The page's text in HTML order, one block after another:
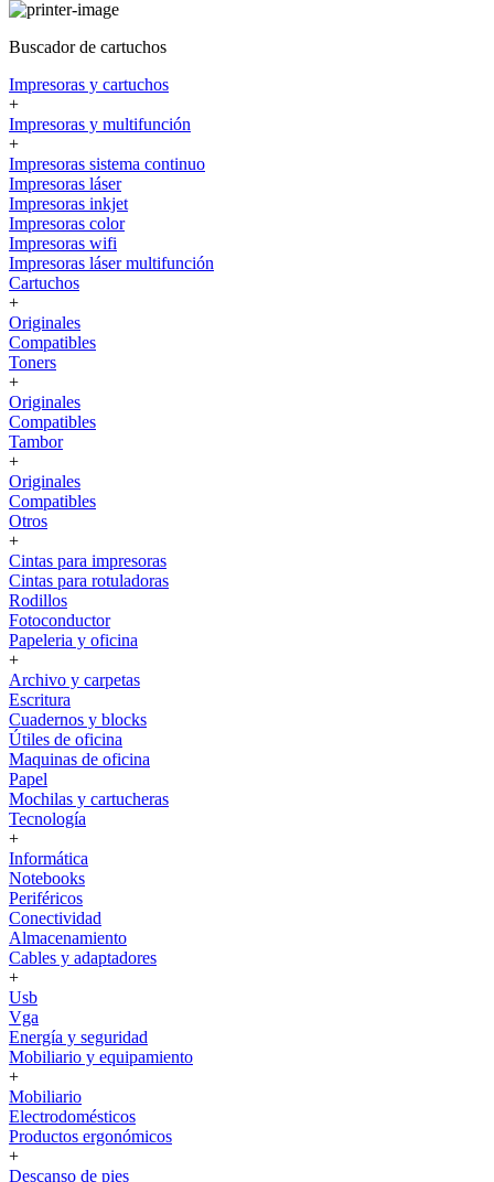
Buscador de cartuchos
Impresoras y cartuchos
+
Impresoras y multifunción
+
Impresoras sistema continuo
Impresoras láser
Impresoras inkjet
Impresoras color
Impresoras wifi
Impresoras láser multifunción
Cartuchos
+
Originales
Compatibles
Toners
+
Originales
Compatibles
Tambor
+
Originales
Compatibles
Otros
+
Cintas para impresoras
Cintas para rotuladoras
Rodillos
Fotoconductor
Papeleria y oficina
+
Archivo y carpetas
Escritura
Cuadernos y blocks
Útiles de oficina
Maquinas de oficina
Papel
Mochilas y cartucheras
Tecnología
+
Informática
Notebooks
Periféricos
Conectividad
Almacenamiento
Cables y adaptadores
+
Usb
Vga
Energía y seguridad
Mobiliario y equipamiento
+
Mobiliario
Electrodomésticos
Productos ergonómicos
+
Descanso de pies